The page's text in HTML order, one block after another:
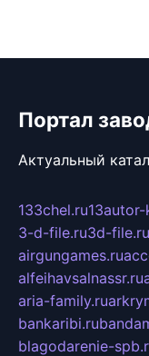
Портал
Актуальный
133chel.ru
3-d-file.ru3d-file.ru
airgungames.ru
alfeihavsalnassr.ru
aria-family.ru
bankaribi.ru
blagodarenie-